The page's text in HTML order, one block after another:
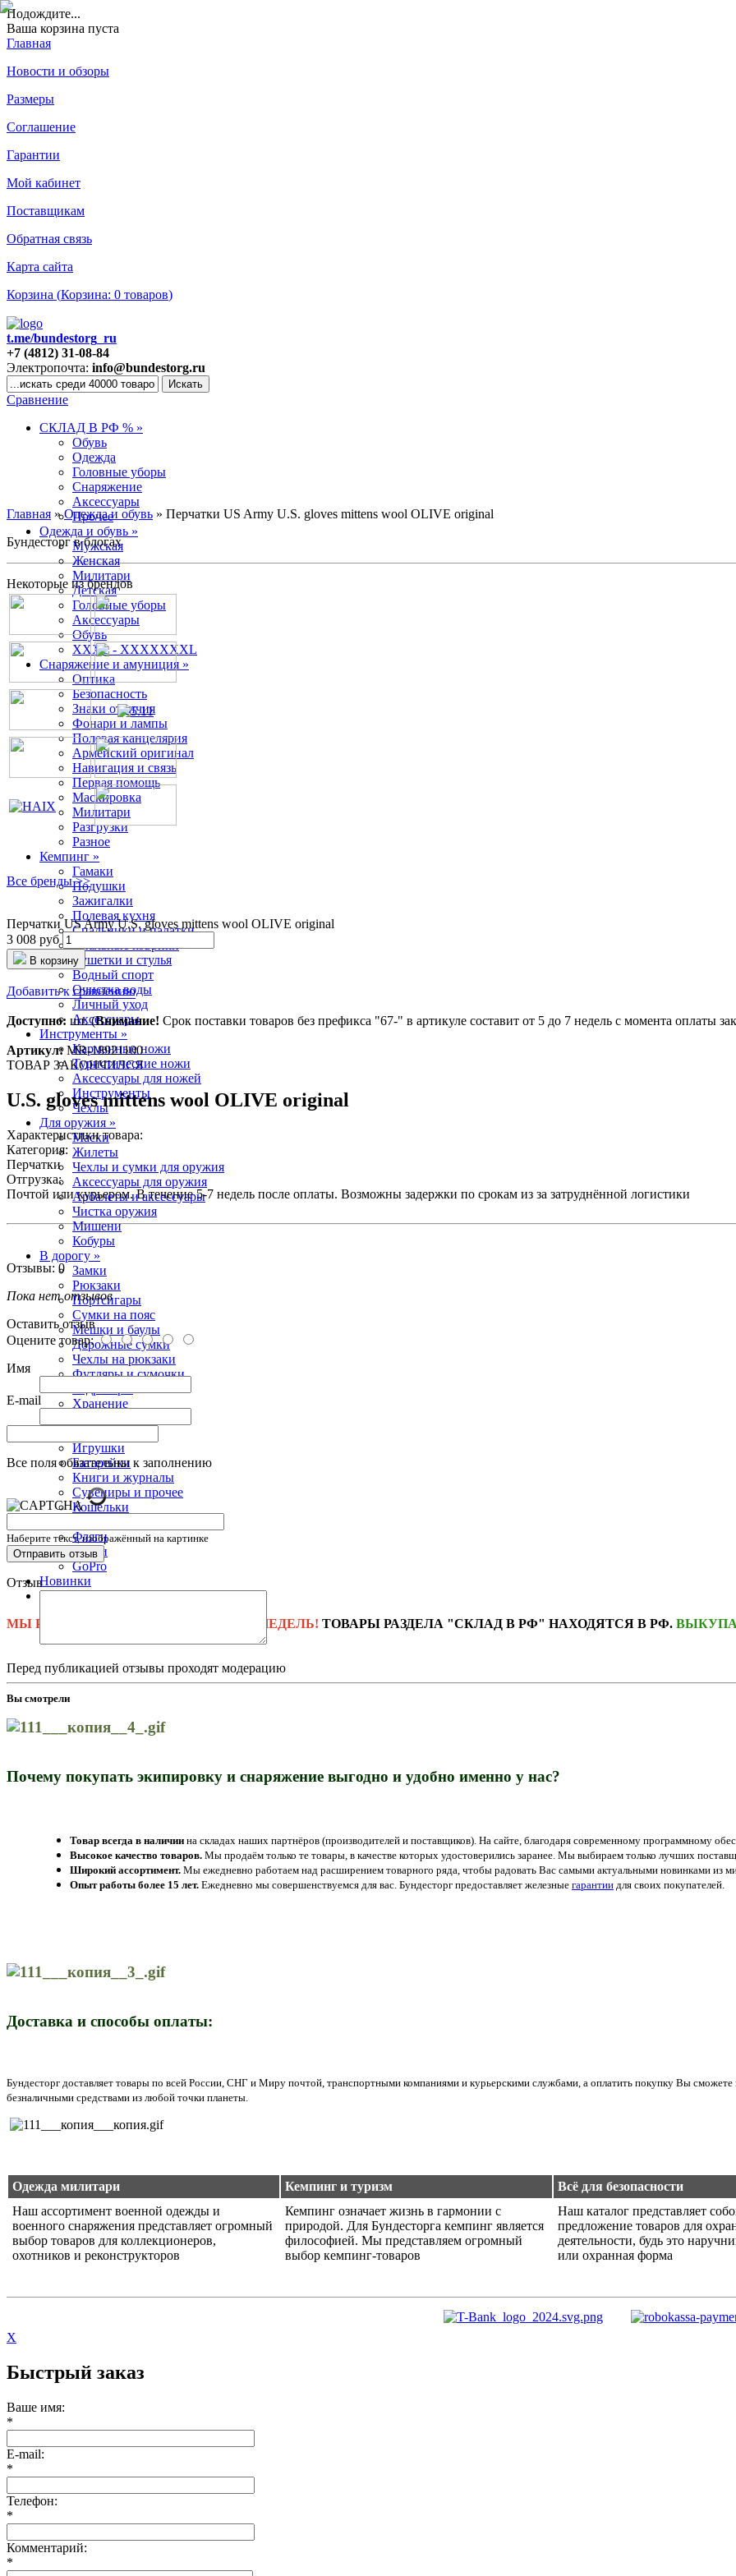
Подождите...
Ваша корзина пуста
Главная
Новости и обзоры
Размеры
Соглашение
Гарантии
Мой кабинет
Поставщикам
Обратная связь
Карта сайта
Корзина (Корзина: 0 товаров)
t.me/bundestorg_ru
+7 (4812) 31-08-84
Электропочта: info@bundestorg.ru
Сравнение
СКЛАД В РФ % »
Обувь
Одежда
Головные уборы
Снаряжение
Аксессуары
Прочее
Одежда и обувь »
Мужская
Женская
Милитари
Детская
Головные уборы
Аксессуары
Обувь
XXXL - XXXXXXXL
Снаряжение и амуниция »
Оптика
Безопасность
Знаки отличия
Фонари и лампы
Полевая канцелярия
Армейский оригинал
Навигация и связь
Первая помощь
Маскировка
Милитари
Разгрузки
Разное
Кемпинг »
Гамаки
Подушки
Зажигалки
Полевая кухня
Спальники и палатки
Спальные коврики
Кушетки и стулья
Водный спорт
Очистка воды
Личный уход
Аксессуары
Инструменты »
Карманные ножи
Туристические ножи
Аксессуары для ножей
Инструменты
Чехлы
Для оружия »
Маски
Жилеты
Чехлы и сумки для оружия
Аксессуары для оружия
Арбалеты и аксессуары
Чистка оружия
Мишени
Кобуры
В дорогу »
Замки
Рюкзаки
Портсигары
Сумки на пояс
Мешки и баулы
Дорожные сумки
Чехлы на рюкзаки
Футляры и сумочки
Хранение
Игрушки
Батарейки
Книги и журналы
Сувениры и прочее
Кошельки
Фляги
Флаги
GoPro
Новинки
ТОП-500
МЫ РАБОТАЕМ!
4-6 НЕДЕЛЬ! ТОВАРЫ РАЗДЕЛА "СКЛАД В РФ" НАХОДЯТСЯ В РФ.
Главная »Одежда и обувь » Перчатки US Army U.S. gloves mittens wool OLIVE original
Бундесторг в блогах
Некоторые из брендов
Все бренды >>
Перчатки US Army U.S. gloves mittens wool OLIVE original
3 008 руб
В корзину
Добавить к сравнению
Доступно: шт. (Внимание! Срок поставки товаров без префикса "67-" в артикуле составит от 5 до 7 недель с момента оплаты
Артикул: MR-18921100
ТОВАР ЗАКОНЧИЛСЯ
U.S. gloves mittens wool OLIVE original
Характеристики товара:
Категория:
Перчатки
Отгрузка:
Почтой или курьером. В течение 5-7 недель после оплаты. Возможны задержки по срокам из за затруднённой логистики
Отзывы: 0
Пока нет отзывов
Оставить отзыв
Оцените товар:
Имя
E-mail
Все поля обязательны к заполнению
Наберите текст, изображённый на картинке
Отзыв
Перед публикацией отзывы проходят модерацию
Вы смотрели
Почему покупать экипировку и снаряжение выгодно и удобно именно у нас?
Товар всегда в наличии на складах наших партнёров (производителей и поставщиков). На сайте, благодаря современному программному
Высокое качество товаров. Мы продаём только те товары, в качестве которых удостоверились заранее. Мы выбираем только лучших
Широкий ассортимент. Мы ежедневно работаем над расширением товарного ряда, чтобы радовать Вас самыми актуальными новинками из
Опыт работы более 15 лет. Ежедневно мы совершенствуемся для вас. Бундесторг предоставляет железные гарантии для своих покупателей.
Доставка и способы оплаты:
Бундесторг доставляет товары по всей России, СНГ и Миру почтой, транспортными компаниями и курьерскими службами, а оплатить покупку Вы
безналичными средствами из любой точки планеты.
Одежда милитари Кемпинг и туризм
Всё для безопасности
Наш ассортимент военной одежды и
военного снаряжения представляет огромный
выбор товаров для коллекционеров,
охотников и реконструкторов
Кемпинг означает жизнь в гармонии с
природой. Для Бундесторга кемпинг является
философией. Мы представляем огромный
выбор кемпинг-товаров
Наш каталог представляет
предложение товаров для
деятельности, будь это
или охранная форма
X
Быстрый заказ
Ваше имя:
*
E-mail:
*
Телефон:
*
Комментарий:
*